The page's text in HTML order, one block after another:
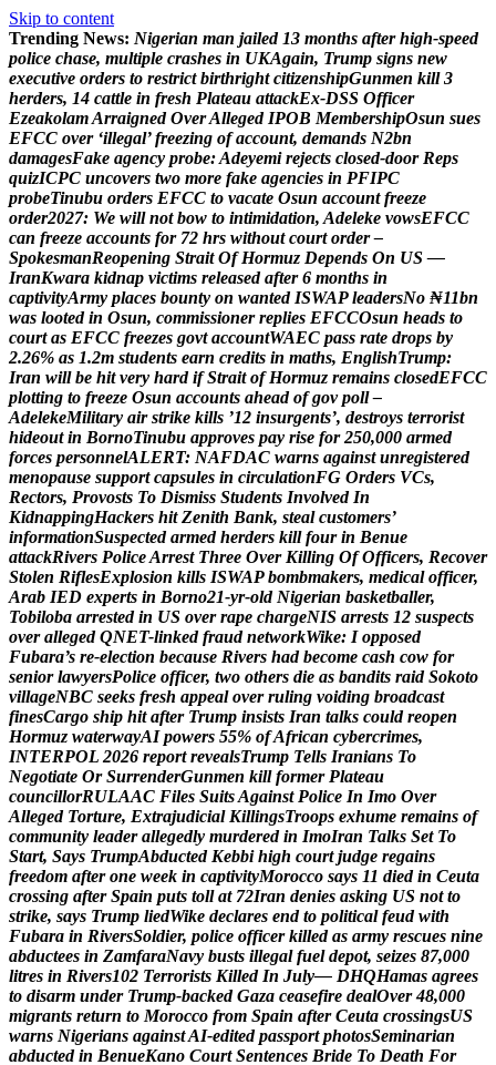
Skip to content
Trending News: Nigerian man jailed 13 months after high-speed
police chase, multiple crashes in UKAgain, Trump signs new
executive orders to restrict birthright citizenshipGunmen kill 3
herders, 14 cattle in fresh Plateau attackEx-DSS Officer
EzeakolamArraigned OverAlleged IPOB MembershipOsun sues
EFCC over ‘illegal’ freezing of account, demands N2bn
damagesFake agency probe:Adeyemi rejects closed-door Reps
quizICPC uncovers two more fake agencies in PFIPC
probeTinubu orders EFCC to vacate Osun account freeze
order2027: We will not bow to intimidation, Adeleke vowsEFCC
can freeze accounts for 72 hrs without court order –
SpokesmanReopening Strait Of Hormuz Depends On US —
IranKwara kidnap victims released after 6 months in
captivityArmy places bounty on wanted ISWAP leadersNo ₦11bn
was looted in Osun, commissioner replies EFCCOsun heads to
court as EFCC freezes govt accountWAEC pass rate drops by
2.26% as 1.2m students earn credits in maths, EnglishTrump:
Iran will be hit very hard if Strait of Hormuz remains closedEFCC
plotting to freeze Osun accounts ahead of gov poll –
AdelekeMilitary air strike kills ’12 insurgents’, destroys terrorist
hideout in BornoTinubu approves pay rise for 250,000 armed
forces personnelALERT: NAFDAC warns against unregistered
menopause support capsules in circulationFG Orders VCs,
Rectors, Provosts To Dismiss Students Involved In
KidnappingHackers hit Zenith Bank, steal customers’
informationSuspected armed herders kill four in Benue
attackRivers PoliceArrest Three Over Killing Of Officers, Recover
Stolen RiflesExplosion kills ISWAP bombmakers, medical officer,
Arab IED experts in Borno21-yr-old Nigerian basketballer,
Tobiloba arrested in US over rape chargeNIS arrests 12 suspects
over alleged QNET-linked fraud networkWike: I opposed
Fubara’s re-election because Rivers had become cash cow for
senior lawyersPolice officer, two others die as bandits raid Sokoto
villageNBC seeks fresh appeal over ruling voiding broadcast
finesCargo ship hit after Trump insists Iran talks could reopen
Hormuz waterwayAI powers 55% ofAfrican cybercrimes,
INTERPOL 2026 report revealsTrump Tells Iranians To
Negotiate Or SurrenderGunmen kill former Plateau
councillorRULAAC Files SuitsAgainst Police In Imo Over
Alleged Torture, Extrajudicial KillingsTroops exhume remains of
community leader allegedly murdered in ImoIran Talks Set To
Start, Says TrumpAbducted Kebbi high court judge regains
freedom after one week in captivityMorocco says 11 died in Ceuta
crossing after Spain puts toll at 72Iran denies asking US not to
strike, says Trump liedWike declares end to political feud with
Fubara in RiversSoldier, police officer killed as army rescues nine
abductees in ZamfaraNavy busts illegal fuel depot, seizes 87,000
litres in Rivers102 Terrorists Killed In July— DHQHamas agrees
to disarm under Trump-backed Gaza ceasefire dealOver 48,000
migrants return to Morocco from Spain after Ceuta crossingsUS
warns Nigerians againstAI-edited passport photosSeminarian
abducted in BenueKano Court Sentences Bride To Death For